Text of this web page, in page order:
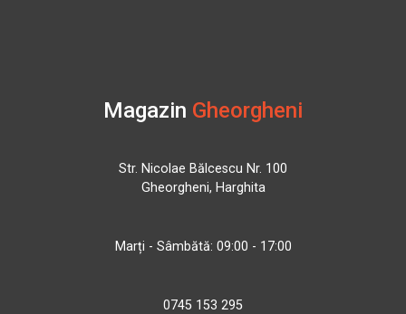
Magazin Gheorgheni
Str. Nicolae Bălcescu Nr. 100
Gheorgheni, Harghita
Marți - Sâmbătă: 09:00 - 17:00
0745 153 295